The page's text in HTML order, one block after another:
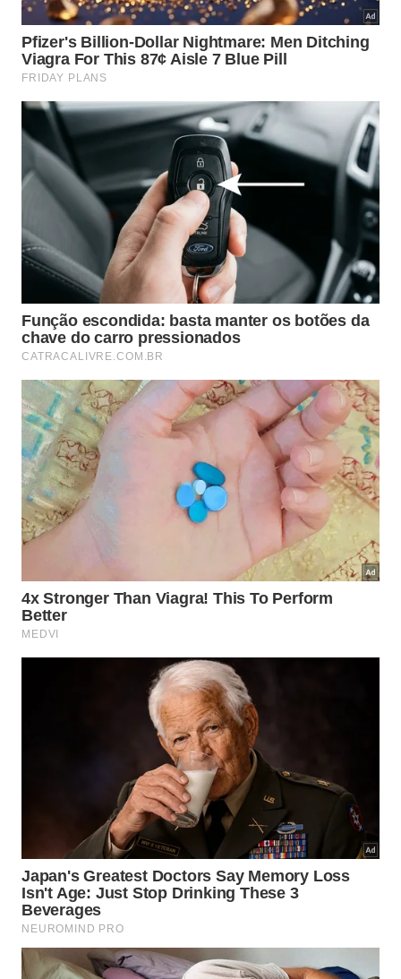
O pequeno pedaço de pano costurado na
parte de trás das camisas sociais serve
como um testemunho silencioso de épocas
passadas. Ele mostra como a moda
consegue preservar traços antigos mesmo
quando a utilidade prática se perdeu
completamente na vida contemporânea.
Atualmente, a imensa maioria dos usuários
desse tipo de vestimenta desconhece o real
propósito histórico de sua existência. O item
permanece ali apenas como um padrão
estético que conecta a alfaiataria do
presente com suas raízes de décadas atrás.
Investigar essas características antigas nos ajuda a
compreender como os pequenos detalhes
estruturais moldam o vestuário contemporâneo.
Analisando esse adorno de pano específico
conseguimos notar alguns pontos relevantes sobre
sua permanência através das seguintes
características marcantesefatores históricos :
Presença contínua nas confecções por várias
décadas seguidas.
Manutenção do corte tradicional na alfaiataria ao
redor do mundo.
Desconexão completa com as necessidades
práticas da vida de hoje.